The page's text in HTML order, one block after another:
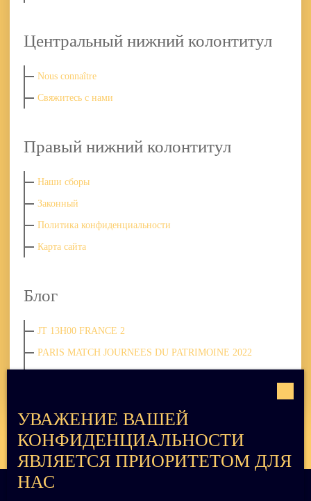
Центральный нижний колонтитул
Nous connaître
Свяжитесь с нами
Правый нижний колонтитул
Наши сборы
Законный
Политика конфиденциальности
Карта сайта
Блог
JT 13H00 FRANCE 2
PARIS MATCH JOURNEES DU PATRIMOINE 2022
УВАЖЕНИЕ ВАШЕЙ
КОНФИДЕНЦИАЛЬНОСТИ
ЯВЛЯЕТСЯ ПРИОРИТЕТОМ ДЛЯ
НАС